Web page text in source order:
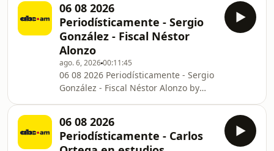
06 08 2026
Periodísticamente - Sergio
González - Fiscal Néstor
Alonzo
ago. 6, 202600:11:45
06 08 2026 Periodísticamente - Sergio
González - Fiscal Néstor Alonzo by
06 08 2026
Periodísticamente - Carlos